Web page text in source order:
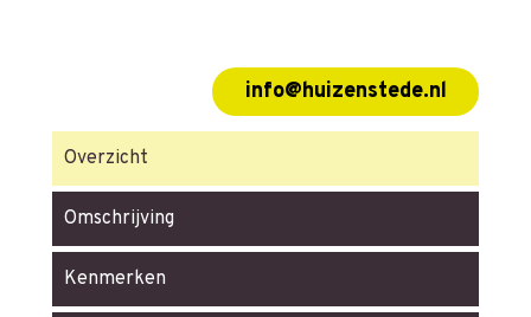
info@huizenstede.nl
Overzicht
Omschrijving
Kenmerken